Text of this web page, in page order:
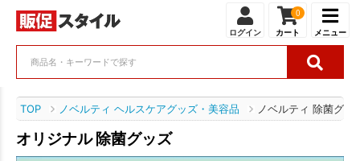
ログイン
0
カート メニュー
TOP ノベルティ ヘルスケアグッズ・美容品 ノベルティ 除菌グッ
オリジナル 除菌グッズ